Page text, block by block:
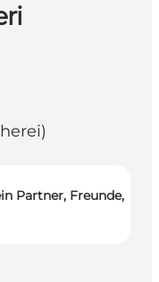
Partner, Freunde,